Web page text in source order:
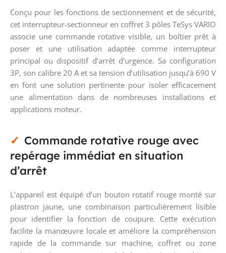
Conçu pour les fonctions de sectionnement et de sécurité,
cet interrupteur-sectionneur en coffret 3 pôles TeSys VARIO
associe une commande rotative visible, un boîtier prêt à
poser et une utilisation adaptée comme interrupteur
principal ou dispositif d’arrêt d’urgence. Sa configuration
3P, son calibre 20 A et sa tension d’utilisation jusqu’à 690 V
en font une solution pertinente pour isoler efficacement
une alimentation dans de nombreuses installations et
applications moteur.
Commande rotative rouge avec
repérage immédiat en situation
d’arrêt
L’appareil est équipé d’un bouton rotatif rouge monté sur
plastron jaune, une combinaison particulièrement lisible
pour identifier la fonction de coupure. Cette exécution
facilite la manœuvre locale et améliore la compréhension
rapide de la commande sur machine, coffret ou zone